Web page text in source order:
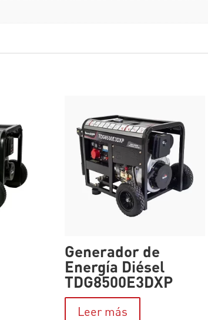
Generador de
Energía Diésel
TDG8500E3DXP
Leer más